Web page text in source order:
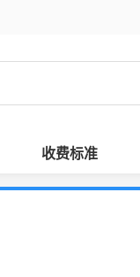
收费标准